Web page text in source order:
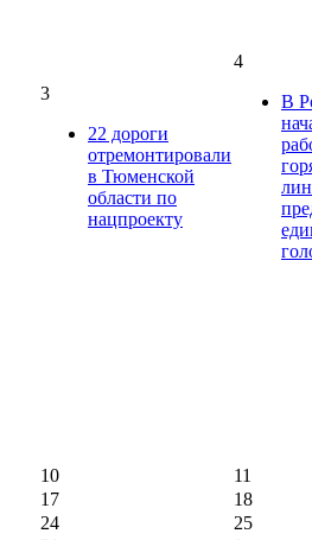
3
22 дороги
отремонтировали
в Тюменской
области по
нацпроекту
4
В
10 11
17
18
24
25